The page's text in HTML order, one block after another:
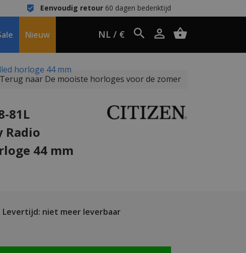
Eenvoudig retour60 dagen bedenktijd
Nieuw NL / €
horloge 44 mm
Terug naar De mooiste horloges voor de zomer
81L
Radio
44 mm
Levertijd: niet meer leverbaar